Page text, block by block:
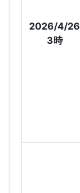
2026/4/26
3時